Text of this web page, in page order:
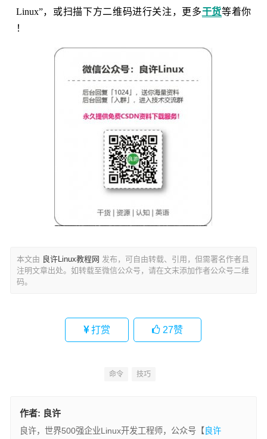
Linux”，或扫描下方二维码进行关注，更多干货等着你
！
本文由 良许Linux教程网 发布，可自由转载、引用，但需署名作者且
注明文章出处。如转载至微信公众号，请在文末添加作者公众号二维
码。
打赏 27赞
命令 技巧
作者: 良许
良许，世界500强企业Linux开发工程师，公众号【 良许